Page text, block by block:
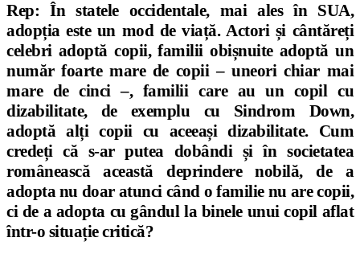
Rep: În statele occidentale, mai ales în SUA,
adopția este un mod de viață. Actori și cântăreți
celebri adoptă copii, familii obișnuite adoptă un
număr foarte mare de copii – uneori chiar mai
mare de cinci –, familii care au un copil cu
dizabilitate, de exemplu cu Sindrom Down,
adoptă alți copii cu aceeași dizabilitate. Cum
credeți că s-ar putea dobândi și în societatea
românească această deprindere nobilă, de a
adopta nu doar atunci când o familie nu are copii,
ci de a adopta cu gândul la binele unui copil aflat
într-o situație critică?